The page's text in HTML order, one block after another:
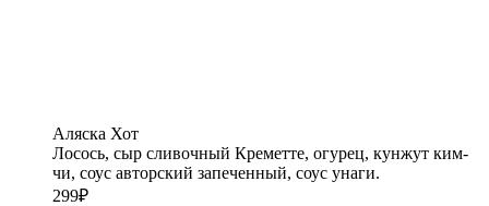
Аляска Хот
Лосось, сыр сливочный Креметте, огурец, кунжут ким-
чи, соус авторский запеченный, соус унаги.
299₽